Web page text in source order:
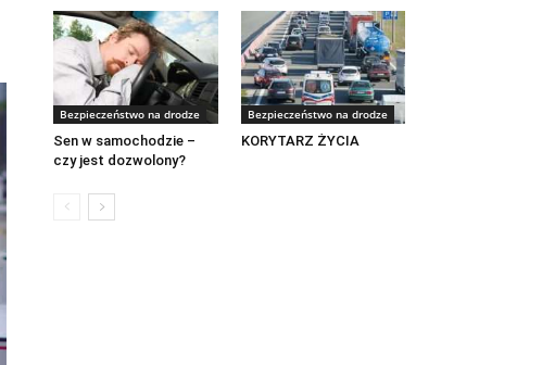
Bezpieczeństwo na drodze
Sen w samochodzie –
czy jest dozwolony?
Bezpieczeństwo na drodze
KORYTARZ ŻYCIA